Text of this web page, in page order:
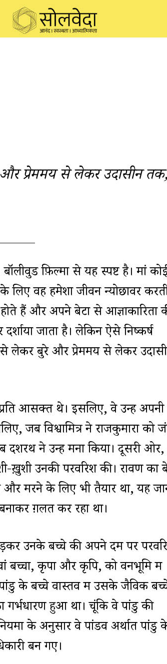
प्रेममय से लेकर उदासीन तक,
फ़िल्मों से यह स्पष्ट है। मां
वह हमेशा जीवन न्योछावर
हैं और अपने बेटों से आज्ञाकारिता
जाता है। लेकिन ऐसे निष्कर्ष
से लेकर बुरे और प्रेममय से लेकर
आसक्त थे। इसलिए, वे उन्हें अपनी
जब विश्वामित्र ने राजकुमारों को
दशरथ ने उन्हें मना किया। दूसरी ओर,
उनकी परवरिश की। रावण का
और मरने के लिए भी तैयार था, यह
ग़लत कर रहा था।
उनके बच्चे की अपने दम पर
कृपा और कृपि, को वनभूमि में
पांडु के बच्चे वास्तव में उसके जैविक
गर्भधारण हुआ था। चूंकि वे पांडु की
के अनुसार वे पांडव अर्थात पांडु
बन गए।